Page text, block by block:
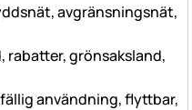
avgränsningsnät,
grönsaksland,
användning, flyttbar,